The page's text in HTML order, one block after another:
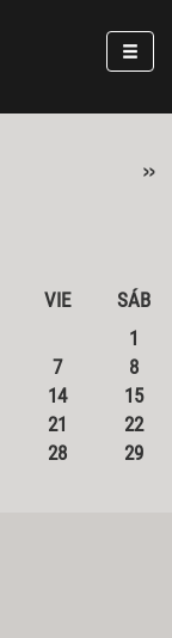
»
VIE
SÁB
1
7
8
14
15
21
22
28
29